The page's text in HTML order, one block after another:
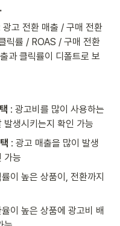
광고 전환 매출 / 구매 전환
릭률 / ROAS / 구매 전환
과 클릭률이 디폴트로 보
: 광고비를 많이 사용하는
생시키는지 확인 가능
: 광고 매출을 많이 발생
가능
이 높은 상품이, 전환까지
이 높은 상품에 광고비 배